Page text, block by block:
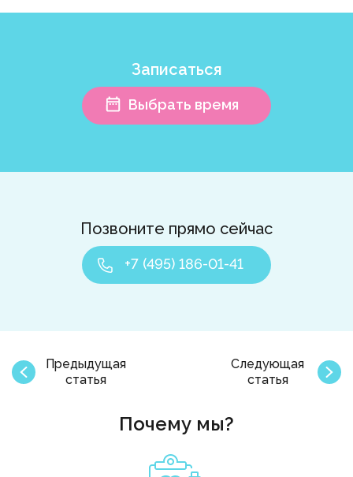
Позвоните прямо сейчас
+7 (495) 186-01-41
Записаться
Выбрать время
Предыдущая
статья
Следующая
статья
Почему мы?